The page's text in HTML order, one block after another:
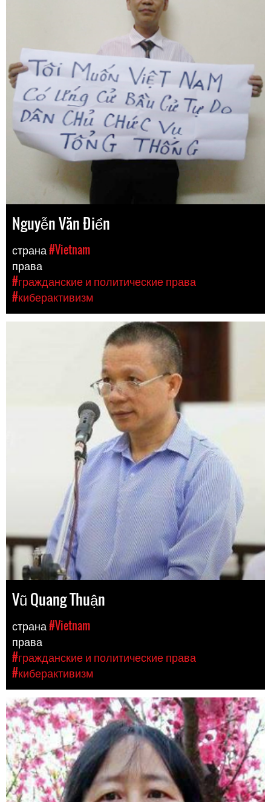
Nguyễn Văn Điển
страна#Vietnam
права
#гражданские и политические права
#киберактивизм
Vũ Quang Thuận
страна#Vietnam
права
#гражданские и политические права
#киберактивизм